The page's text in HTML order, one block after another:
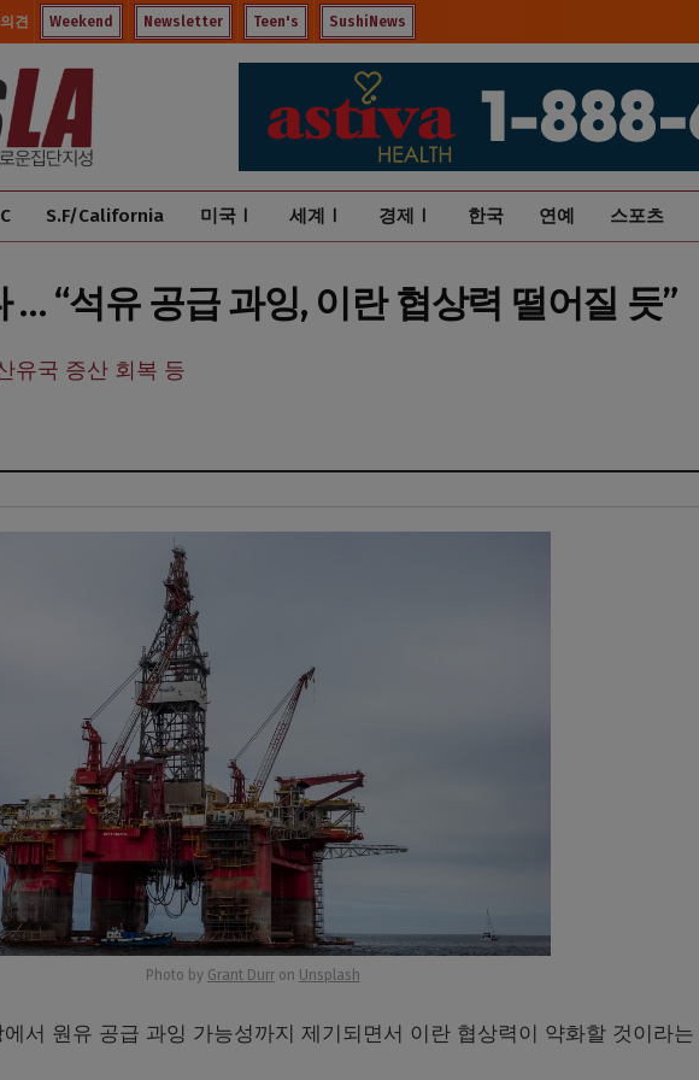
견 Weekend Newsletter Teen's SushiNews
S.F/California 미국Ⅰ 세계Ⅰ 경제Ⅰ 한국 연예 스포츠
… “석유 공급 과잉, 이란 협상력 떨어질 듯”
유국 증산 회복 등
Photo by Grant Durron Unsplash
서 원유 공급 과잉 가능성까지 제기되면서 이란 협상력이 약화할 것이라